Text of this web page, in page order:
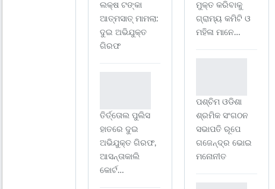
ଲକ୍ଷ ଟଙ୍କା
ଆତ୍ମସାତ୍ ମାମଲା:
ଦୁଇ ଅଭିଯୁକ୍ତ
ଗିରଫ
ତିର୍ତ୍ତୋଲ ପୁଲିସ
ହାତରେ ଦୁଇ
ଅଭିଯୁକ୍ତ ଗିରଫ,
ଆସନ୍ତାକାଲି
କୋର୍ଟ…
ମୁକ୍ତ କରିବାକୁ
ଗ୍ରାମ୍ୟ କମିଟି ଓ
ମହିଳା ମାନେ…
ପଶ୍ଚିମ ଓଡିଶା
ଶ୍ରମିକ ସଂଗଠନ
ସଭାପତି ରୂପେ
ଗଜେନ୍ଦ୍ର ଭୋଇ
ମନୋନୀତ